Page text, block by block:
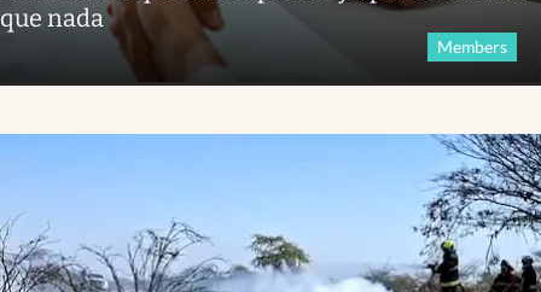
que nada
Members